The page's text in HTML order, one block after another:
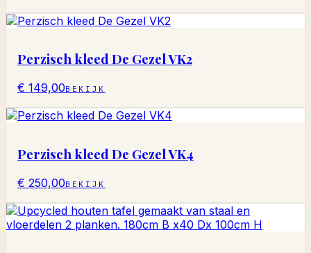
Perzisch kleed De Gezel VK2
€ 149,00BEKIJK
Perzisch kleed De Gezel VK4
€ 250,00BEKIJK